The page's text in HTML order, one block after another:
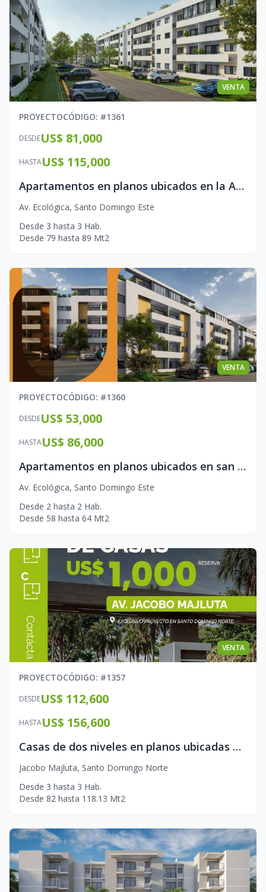
VENTA
PROYECTOCÓDIGO: #1361
DESDEUS$ 81,000
HASTAUS$ 115,000
Apartamentos en planos ubicados en la Avenida Ecologica
Av. Ecológica, Santo Domingo Este
Desde 3 hasta 3 Hab.
Desde 79 hasta 89 Mt2
VENTA
PROYECTOCÓDIGO: #1360
DESDEUS$ 53,000
HASTAUS$ 86,000
Apartamentos en planos ubicados en san isidro
Av. Ecológica, Santo Domingo Este
Desde 2 hasta 2 Hab.
Desde 58 hasta 64 Mt2
VENTA
PROYECTOCÓDIGO: #1357
DESDEUS$ 112,600
HASTAUS$ 156,600
Casas de dos niveles en planos ubicadas en la avenida Jacobo Majluta
Jacobo Majluta, Santo Domingo Norte
Desde 3 hasta 3 Hab.
Desde 82 hasta 118.13 Mt2